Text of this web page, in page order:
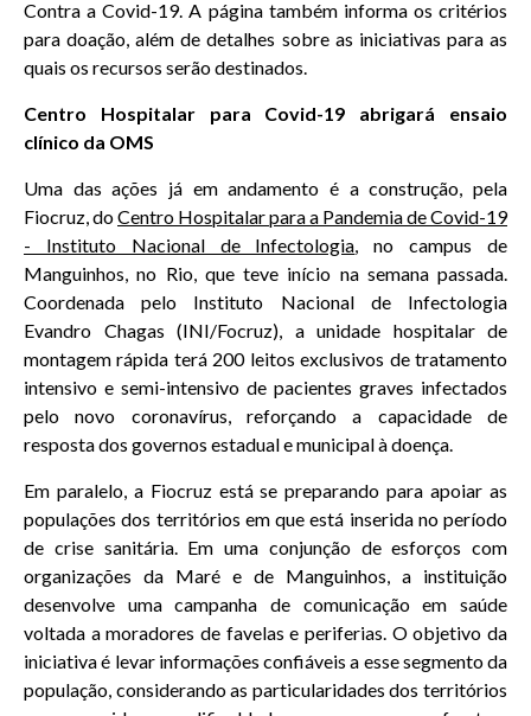
Contra a Covid-19. A página também informa os critérios
para doação, além de detalhes sobre as iniciativas para as
quais os recursos serão destinados.
Centro Hospitalar para Covid-19 abrigará ensaio
clínico da OMS
Uma das ações já em andamento é a construção, pela
Fiocruz, doCentro Hospitalar para a Pandemia de Covid-19
- Instituto Nacional de Infectologia , no campus de
Manguinhos, no Rio, que teve início na semana passada.
Coordenada pelo Instituto Nacional de Infectologia
Evandro Chagas (INI/Focruz), a unidade hospitalar de
montagem rápida terá 200 leitos exclusivos de tratamento
intensivo e semi-intensivo de pacientes graves infectados
pelo novo coronavírus, reforçando a capacidade de
resposta dos governos estadual e municipal à doença.
Em paralelo, a Fiocruz está se preparando para apoiar as
populações dos territórios em que está inserida no período
de crise sanitária. Em uma conjunção de esforços com
organizações da Maré e de Manguinhos, a instituição
desenvolve uma campanha de comunicação em saúde
voltada a moradores de favelas e periferias. O objetivo da
iniciativa é levar informações confiáveis a esse segmento da
população, considerando as particularidades dos territórios